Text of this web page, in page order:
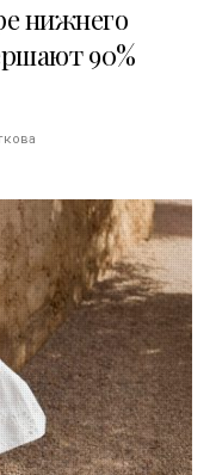
нижнего
90%